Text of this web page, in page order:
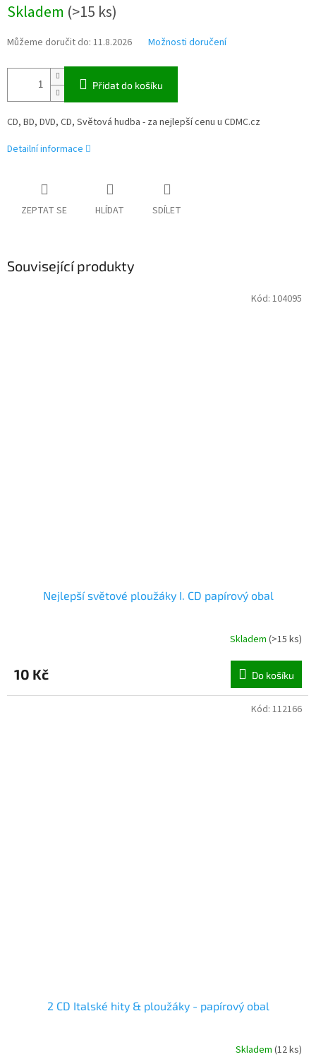
cena:
Skladem (>15 ks)
Můžeme doručit do: 11.8.2026 Možnosti doručení
Přidat do košíku
CD, BD, DVD, CD, Světová hudba - za nejlepší cenu u CDMC.cz
Detailní informace
ZEPTAT SE HLÍDAT SDÍLET
Související produkty
Nejlepší světové ploužáky I. CD papírový obal
Skladem (>15 ks)
10 Kč Do košíku
Kód: 104095
2 CD Italské hity & ploužáky - papírový obal
Skladem (12 ks)
Kód: 112166